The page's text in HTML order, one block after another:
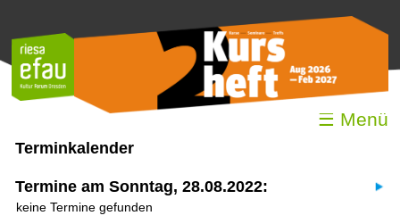
☰ Menü
Terminkalender
Termine am Sonntag, 28.08.2022:
keine Termine gefunden